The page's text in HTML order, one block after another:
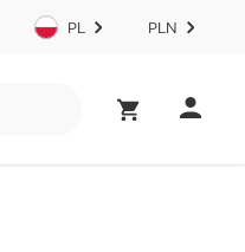
PL PLN